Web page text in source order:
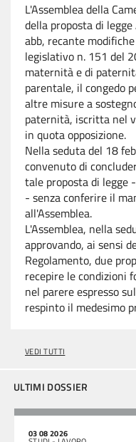
L'Assemblea della
della proposta di legge
abb, recante
legislativo n. 151 del
maternità e di
parentale, il congedo
altre misure a
paternità, iscritta nel
in quota opposizione.
Nella seduta del 18
convenuto di
tale proposta di legge
- senza conferire il
all'Assemblea.
L'Assemblea, nella
approvando, ai sensi
Regolamento, due
recepire le condizioni
nel parere espresso
respinto il medesimo
VEDI TUTTI
ULTIMI DOSSIER
03 08 2026